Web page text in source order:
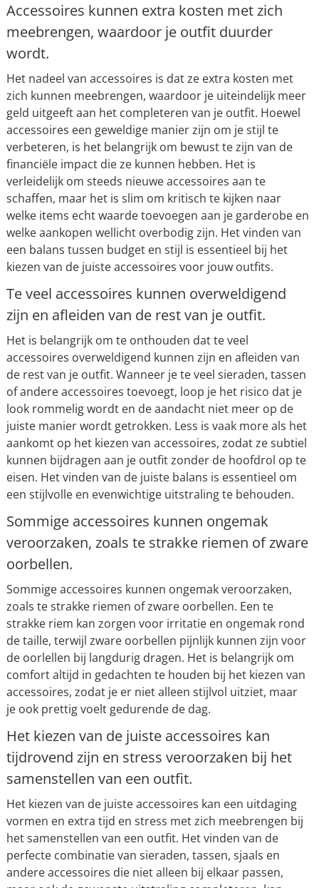
Accessoires kunnen extra kosten met zich
meebrengen, waardoor je outfit duurder
wordt.
Het nadeel van accessoires is dat ze extra kosten met
zich kunnen meebrengen, waardoor je uiteindelijk meer
geld uitgeeft aan het completeren van je outfit. Hoewel
accessoires een geweldige manier zijn om je stijl te
verbeteren, is het belangrijk om bewust te zijn van de
financiële impact die ze kunnen hebben. Het is
verleidelijk om steeds nieuwe accessoires aan te
schaffen, maar het is slim om kritisch te kijken naar
welke items echt waarde toevoegen aan je garderobe en
welke aankopen wellicht overbodig zijn. Het vinden van
een balans tussen budget en stijl is essentieel bij het
kiezen van de juiste accessoires voor jouw outfits.
Te veel accessoires kunnen overweldigend
zijn en afleiden van de rest van je outfit.
Het is belangrijk om te onthouden dat te veel
accessoires overweldigend kunnen zijn en afleiden van
de rest van je outfit. Wanneer je te veel sieraden, tassen
of andere accessoires toevoegt, loop je het risico dat je
look rommelig wordt en de aandacht niet meer op de
juiste manier wordt getrokken. Less is vaak more als het
aankomt op het kiezen van accessoires, zodat ze subtiel
kunnen bijdragen aan je outfit zonder de hoofdrol op te
eisen. Het vinden van de juiste balans is essentieel om
een stijlvolle en evenwichtige uitstraling te behouden.
Sommige accessoires kunnen ongemak
veroorzaken, zoals te strakke riemen of zware
oorbellen.
Sommige accessoires kunnen ongemak veroorzaken,
zoals te strakke riemen of zware oorbellen. Een te
strakke riem kan zorgen voor irritatie en ongemak rond
de taille, terwijl zware oorbellen pijnlijk kunnen zijn voor
de oorlellen bij langdurig dragen. Het is belangrijk om
comfort altijd in gedachten te houden bij het kiezen van
accessoires, zodat je er niet alleen stijlvol uitziet, maar
je ook prettig voelt gedurende de dag.
Het kiezen van de juiste accessoires kan
tijdrovend zijn en stress veroorzaken bij het
samenstellen van een outfit.
Het kiezen van de juiste accessoires kan een uitdaging
vormen en extra tijd en stress met zich meebrengen bij
het samenstellen van een outfit. Het vinden van de
perfecte combinatie van sieraden, tassen, sjaals en
andere accessoires die niet alleen bij elkaar passen,